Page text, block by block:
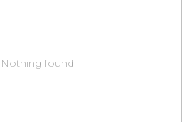
Nothing found